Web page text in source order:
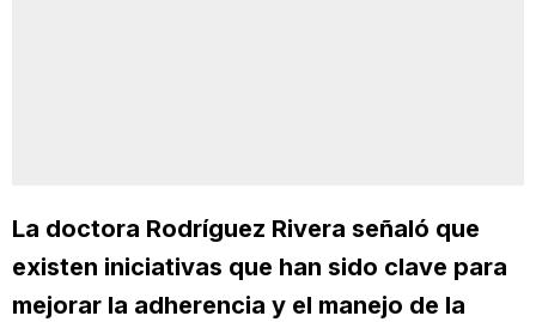
La doctora Rodríguez Rivera señaló que
existen iniciativas que han sido clave para
mejorar la adherencia y el manejo de la